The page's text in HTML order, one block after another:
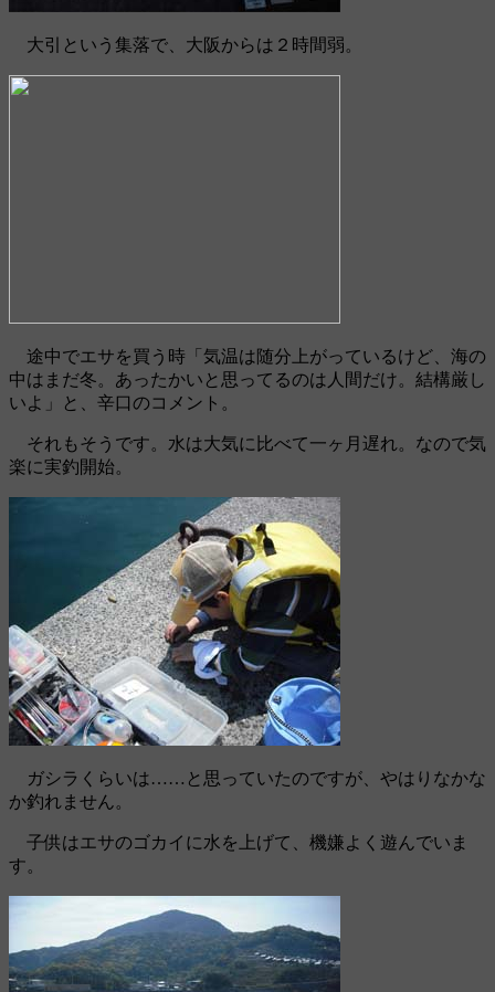
大引という集落で、大阪からは２時間弱。
途中でエサを買う時「気温は随分上がっているけど、海の
中はまだ冬。あったかいと思ってるのは人間だけ。結構厳し
いよ」と、辛口のコメント。
それもそうです。水は大気に比べて一ヶ月遅れ。なので気
楽に実釣開始。
ガシラくらいは……と思っていたのですが、やはりなかな
か釣れません。
子供はエサのゴカイに水を上げて、機嫌よく遊んでいま
す。